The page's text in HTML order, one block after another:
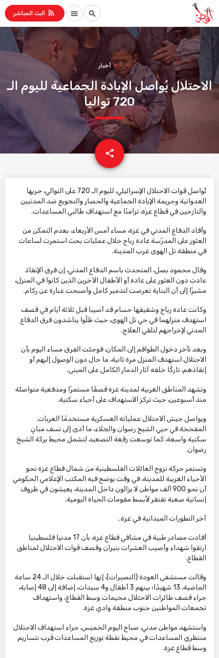
search
menu
rss_feed البث المباشر
أخبار
الاحتلال يُواصل الإبادة الجماعية لليوم الـ
720 تواليا
share
email
تُواصل قوات الاحتلال الإسرائيلي، لليوم الـ 720 على التوالي، حربها
العدوانية وجريمة الإبادة الجماعية والحصار والتجويع ضد المدنيين
والنازحين في قطاع غزة، تزامنًا مع استهداف طالبي المساعدات.
وأفاد الدفاع المدني في غزة، مساء أمس الأربعاء، بعدم التمكن من
العثور على المدرّسة غادة رباح خلال عمليات بحث استمرت لساعات
في منطقة تل الهوى غرب المدينة.
وقال محمود بصل، المتحدث باسم الدفاع المدني، إن فرق الإنقاذ
عادت دون العثور على غادة أو الأطفال الآخرين الذين كانوا في المنزل،
مشيرًا إلى أن البناية تعرضت لتدمير كامل وأصبحت عبارة عن ركام.
وكانت غادة رباح وشقيقها حسام قد أصيبا قبل ثلاثة أيام في قصف
استهدف منزلهما في حي تل الهوى، حيث ظلّوا يناشدون فرق الدفاع
المدني لإخراجهم لتلقي العلاج.
وبعد تأخر دخول الطواقم إلى المكان، فوجئت الفرق مساء اليوم بأن
الاحتلال استهدف المنزل مرة ثانية، ما حال دون الوصول إليهم أو
إنقاذهم، تاركًا خلفه آثار الدمار الكامل على المبنى.
وتشهد المناطق الغربية لمدينة غزة قصفًا مستمرًا ومدفعية متواصلة
منذ أسبوعين، حيث تركز الاستهداف على أحياء سكنية.
ويواصل جيش الاحتلال عملياته العسكرية مستخدمًا العربات
المفخخة في حيي الشيخ رضوان والجلاء، ما أدى إلى نسف مبانٍ
سكنية واسعة، كما توسعت رقعة التصعيد لتشمل محيط بركة الشيخ
رضوان.
وتستمر حركة نزوح العائلات الفلسطينية من شمال قطاع غزة نحو
الأحياء الغربية للمدينة، في وقت يوضح فيه المكتب الإعلامي الحكومي
أن نحو 900 ألف مواطن لا يزالون داخل المدينة، يعيشون في ظروف
إنسانية صعبة تفتقر لأبسط مقومات الحياة اليومية.
آخر التطورات الميدانية في غزة..
أفادت مصادر طبية في مشافي قطاع غزة، بأن 17 مدنيا فلسطينيا
ارتقوا شهداء وأصيب العشرات بنيران وقصف قوات الاحتلال لمناطق
القطاع.
وقالت مستشفى العودة (النصيرات)، إنها استقبلت خلال الـ 24 ساعة
الماضية، 13 شهيدًا؛ بينهم 3 أطفال و4 سيدات، إضافة إلى 48 إصابة،
جراء قصف طائرات الاحتلال مخيمات وسط القطاع، واستهداف
تجمعات المواطنين جنوب منطقة وادي غزة.
واستشهد مواطن مدني، صباح اليوم الخميس، جراء استهداف الاحتلال
منتظري المساعدات في محيط نقطة توزيع المساعدات قرب نتساريم
وسط قطاع غزة.